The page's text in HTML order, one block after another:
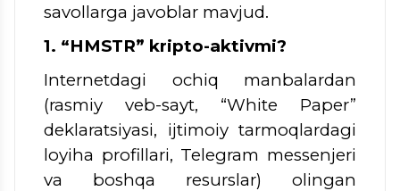
savollarga javoblar mavjud.
1. “HMSTR” kripto-aktivmi?
Internetdagi ochiq manbalardan
(rasmiy veb-sayt, “White Paper”
deklaratsiyasi, ijtimoiy tarmoqlardagi
loyiha profillari, Telegram messenjeri
va boshqa resurslar) olingan